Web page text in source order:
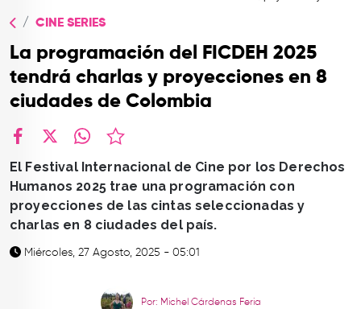
CONTACTO
CINE SERIES
La programación del FICDEH 2025
tendrá charlas y proyecciones en 8
ciudades de Colombia
El Festival Internacional de Cine por los Derechos
Humanos 2025 trae una programación con
proyecciones de las cintas seleccionadas y
charlas en 8 ciudades del país.
Miércoles, 27 Agosto, 2025 - 05:01
Por: Michel Cárdenas Feria